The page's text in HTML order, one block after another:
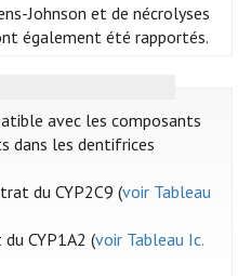
Johnson et de nécrolyses
également été rapportés.
avec les composants
dans les dentifrices
du CYP2C9 (voir Tableau
CYP1A2 (voir Tableau Ic.